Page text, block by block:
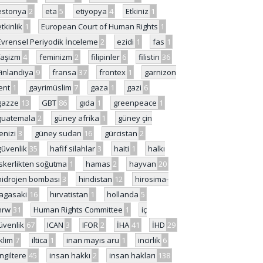
2 eta 5 etiyopya 4 Etkiniz 1
1 European Court of Human Rights 1
Periyodik İnceleme 2 ezidi 1 fas 1
4 feminizm 2 filipinler 6 filistin 36
9 fransa 37 frontex 1
garnizon
1 gayrimüslim 7 gaza 1 gazi 6
13 GBT 86 gıda 1 greenpeace 1
2 güney afrika 1
güney çin
3 güney sudan 16 gürcistan 2
35 hafif silahlar 3 haiti 1
halkı
soğutma 1 hamas 2 hayvan 20
bombası 3 hindistan 12
hirosima-
16 hırvatistan 1 hollanda 5
31 Human Rights Committee 1
iç
67 ICAN 3 IFOR 2 İHA 41 İHD 29
7 iltica 1 inan mayıs aru 1 incirlik 6
45 insan hakkı 2 insan hakları 138